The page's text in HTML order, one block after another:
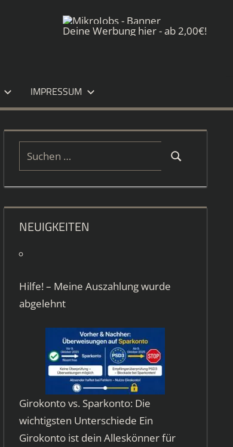
Deine Werbung hier - ab 2,00€!
IMPRESSUM
Suchen
nach:
Suchen
NEUIGKEITEN
Hilfe! – Meine Auszahlung wurde
abgelehnt
Girokonto vs. Sparkonto: Die
wichtigsten Unterschiede Ein
Girokonto ist dein Alleskönner für